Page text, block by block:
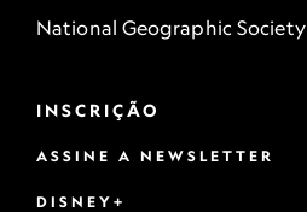
National Geographic Society
INSCRIÇÃO
ASSINE A NEWSLETTER
DISNEY+